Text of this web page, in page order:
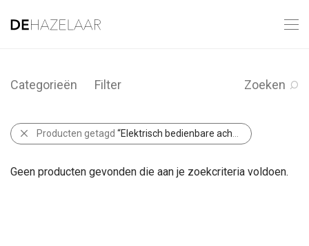
Categorieën Filter Zoeken
Producten getagd “Elektrisch bedienbare achterklep met sensorsturing”
Geen producten gevonden die aan je zoekcriteria voldoen.